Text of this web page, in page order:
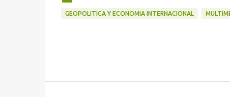
GEOPOLITICA Y ECONOMIA INTERNACIONAL